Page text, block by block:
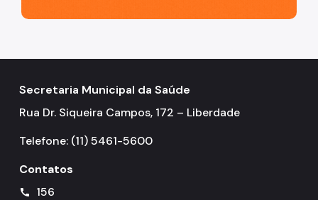
Proteção de Dados e Privacidade
SAMU 192
Tecnologia da Informação e Comunicação
Vigilância em Saúde
Secretaria Municipal da Saúde
Rua Dr. Siqueira Campos, 172 – Liberdade
Telefone: (11) 5461-5600
Contatos
call 156